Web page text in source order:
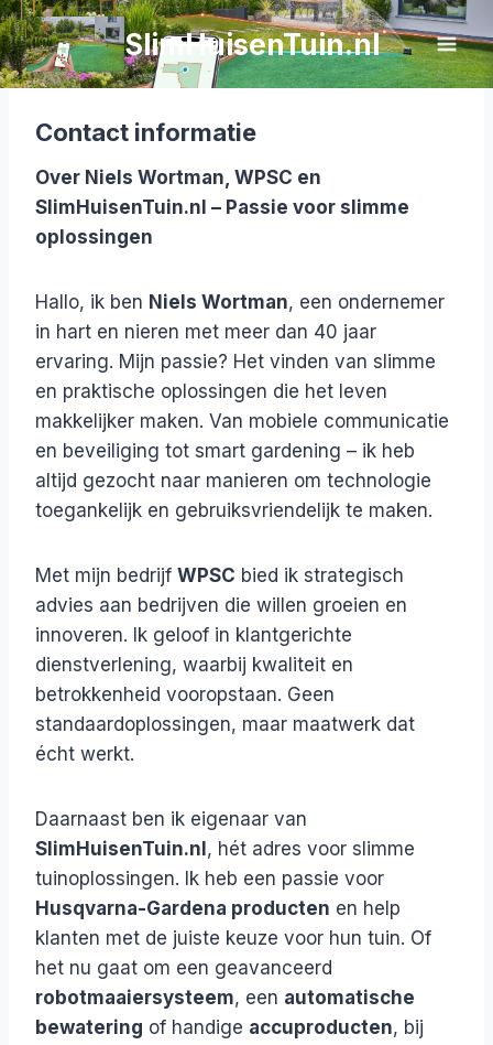
Doorgaan
naar
inhoud
SlimHuisenTuin.nl
Info/contact
Contact informatie
Over Niels Wortman, WPSC en
SlimHuisenTuin.nl – Passie voor slimme
oplossingen
Hallo, ik ben Niels Wortman, een ondernemer
in hart en nieren met meer dan 40 jaar
ervaring. Mijn passie? Het vinden van slimme
en praktische oplossingen die het leven
makkelijker maken. Van mobiele communicatie
en beveiliging tot smart gardening – ik heb
altijd gezocht naar manieren om technologie
toegankelijk en gebruiksvriendelijk te maken.
Met mijn bedrijf WPSC bied ik strategisch
advies aan bedrijven die willen groeien en
innoveren. Ik geloof in klantgerichte
dienstverlening, waarbij kwaliteit en
betrokkenheid vooropstaan. Geen
standaardoplossingen, maar maatwerk dat
écht werkt.
Daarnaast ben ik eigenaar van
SlimHuisenTuin.nl , hét adres voor slimme
tuinoplossingen. Ik heb een passie voor
Husqvarna-Gardena producten en help
klanten met de juiste keuze voor hun tuin. Of
het nu gaat om een geavanceerd
robotmaaiersysteem, een automatische
bewatering of handige accuproducten, bij